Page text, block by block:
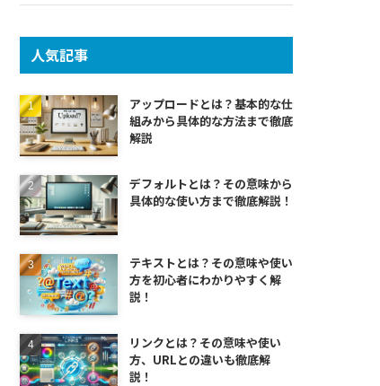
人気記事
アップロードとは？基本的な仕
組みから具体的な方法まで徹底
解説
デフォルトとは？その意味から
具体的な使い方まで徹底解説！
テキストとは？その意味や使い
方を初心者にわかりやすく解
説！
リンクとは？その意味や使い
方、URLとの違いも徹底解
説！